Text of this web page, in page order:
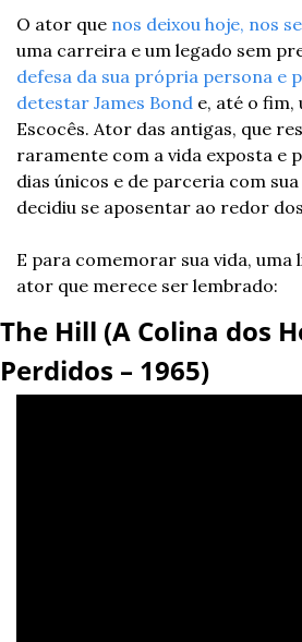
O ator que nos deixou hoje, nos
uma carreira e um legado sem
defesa da sua própria persona e
detestar James Bond e, até o fim,
Escocês. Ator das antigas, que
raramente com a vida exposta e
dias únicos e de parceria com
decidiu se aposentar ao redor
E para comemorar sua vida, uma
ator que merece ser lembrado:
The Hill (A Colina dos
Perdidos – 1965)